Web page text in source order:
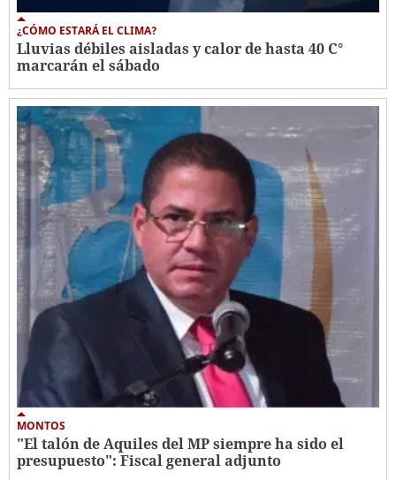
¿CÓMO ESTARÁ EL CLIMA?
Lluvias débiles aisladas y calor de hasta 40 C°
marcarán el sábado
MONTOS
"El talón de Aquiles del MP siempre ha sido el
presupuesto": Fiscal general adjunto